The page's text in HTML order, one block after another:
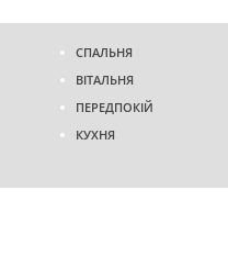
СПАЛЬНЯ
ВІТАЛЬНЯ
ПЕРЕДПОКІЙ
КУХНЯ